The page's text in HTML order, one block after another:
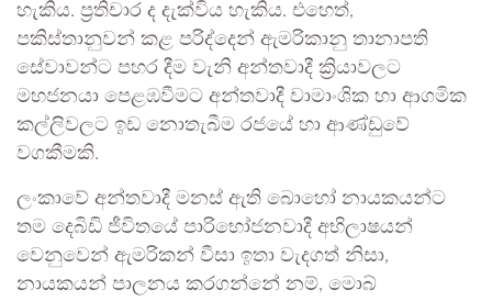
හැකිය. ප්‍රතිචාර ද දැක්විය හැකිය. එහෙත්,
පකිස්තානුවන් කළ පරිද්දෙන් ඇමරිකානු තානාපති
සේවාවන්ට පහර දීම වැනි අන්තවාදී ක්‍රියාවලට
මහජනයා පෙළඹවීමට අන්තවාදී වාමාංශික හා ආගමික
කල්ලිවලට ඉඩ නොතැබීම රජයේ හා ආණ්ඩුවේ
වගකීමකි.
ලංකාවේ අන්තවාදී මනස් ඇති බොහෝ නායකයන්ට
තම දෙබිඩි ජීවිතයේ පාරිභෝජනවාදී අභිලාෂයන්
වෙනුවෙන් ඇමරිකන් වීසා ඉතා වැදගත් නිසා,
නායකයන් පාලනය කරගන්නේ නම්, මොබ්